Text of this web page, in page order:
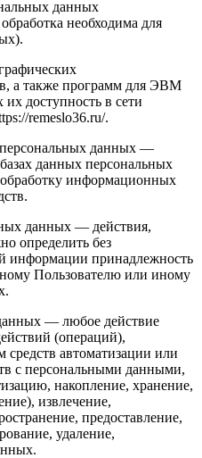
данных
необходима для
а также программ для ЭВМ
доступность в сети
remeslo36.ru/.
данных —
данных персональных
информационных
данных — действия,
определить без
информации принадлежность
Пользователю или иному
— любое действие
(операций),
автоматизации или
с персональными данными,
накопление, хранение,
извлечение,
предоставление,
удаление,